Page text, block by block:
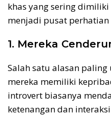
khas yang sering
menjadi pusat
1. Mereka
Salah satu alasan
mereka memiliki
introvert biasanya
ketenangan dan